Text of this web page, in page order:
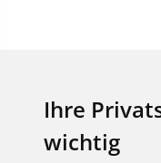
Ihre
wichtig